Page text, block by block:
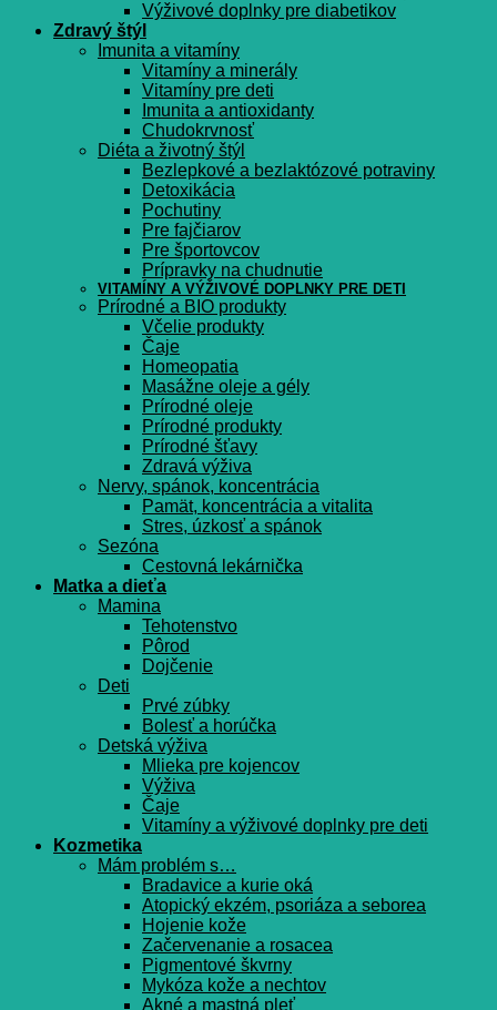
Výživové doplnky pre diabetikov
Zdravý štýl
Imunita a vitamíny
Vitamíny a minerály
Vitamíny pre deti
Imunita a antioxidanty
Chudokrvnosť
Diéta a životný štýl
Bezlepkové a bezlaktózové potraviny
Detoxikácia
Pochutiny
Pre fajčiarov
Pre športovcov
Prípravky na chudnutie
VITAMÍNY A VÝŽIVOVÉ DOPLNKY PRE DETI
Prírodné a BIO produkty
Včelie produkty
Čaje
Homeopatia
Masážne oleje a gély
Prírodné oleje
Prírodné produkty
Prírodné šťavy
Zdravá výživa
Nervy, spánok, koncentrácia
Pamät, koncentrácia a vitalita
Stres, úzkosť a spánok
Sezóna
Cestovná lekárnička
Matka a dieťa
Mamina
Tehotenstvo
Pôrod
Dojčenie
Deti
Prvé zúbky
Bolesť a horúčka
Detská výživa
Mlieka pre kojencov
Výživa
Čaje
Vitamíny a výživové doplnky pre deti
Kozmetika
Mám problém s…
Bradavice a kurie oká
Atopický ekzém, psoriáza a seborea
Hojenie kože
Začervenanie a rosacea
Pigmentové škvrny
Mykóza kože a nechtov
Akné a mastná pleť